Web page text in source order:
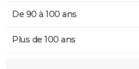
De 90 à 100 ans
Plus de 100 ans